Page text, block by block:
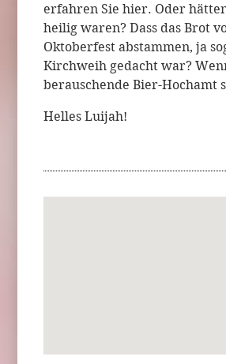
erfahren Sie hier. Oder
heilig waren? Dass das Brot
Oktoberfest abstammen, ja
Kirchweih gedacht war?
berauschende Bier-
Helles Luijah!